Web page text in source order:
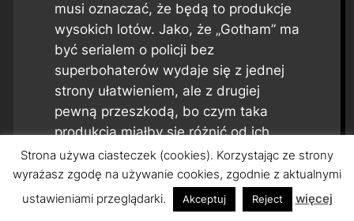
musi oznaczać, że będą to produkcje
wysokich lotów. Jako, że „Gotham” ma
być serialem o policji bez
superbohaterów wydaje się z jednej
strony ułatwieniem, ale z drugiej
pewną przeszkodą, bo czym taka
produkcja miałby się różnić od ich
kryminalnych seriali. Ale czy twórcom
uda się zrobić dobry serial z
bohaterami znanymi z komiksów o
tym przekonamy się dopiero jesienią,
Strona używa ciasteczek (cookies). Korzystając ze strony
wyrażasz zgodę na używanie cookies, zgodnie z aktualnymi
ustawieniami przeglądarki.
Akceptuj Reject więcej